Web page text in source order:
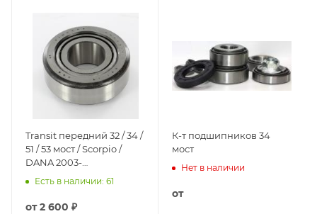
Transit передний 32 / 34 /
51 / 53 мост / Scorpio /
DANA 2003-
(31.75x73.025x29.37mm)
Есть в наличии: 61
от2 600 ₽
К-т подшипников 34
мост
Нет в наличии
от